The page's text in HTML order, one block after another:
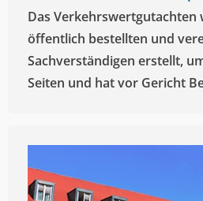
Das Verkehrswertgutachten
öffentlich bestellten und
Sachverständigen erstellt,
Seiten und hat vor Gericht